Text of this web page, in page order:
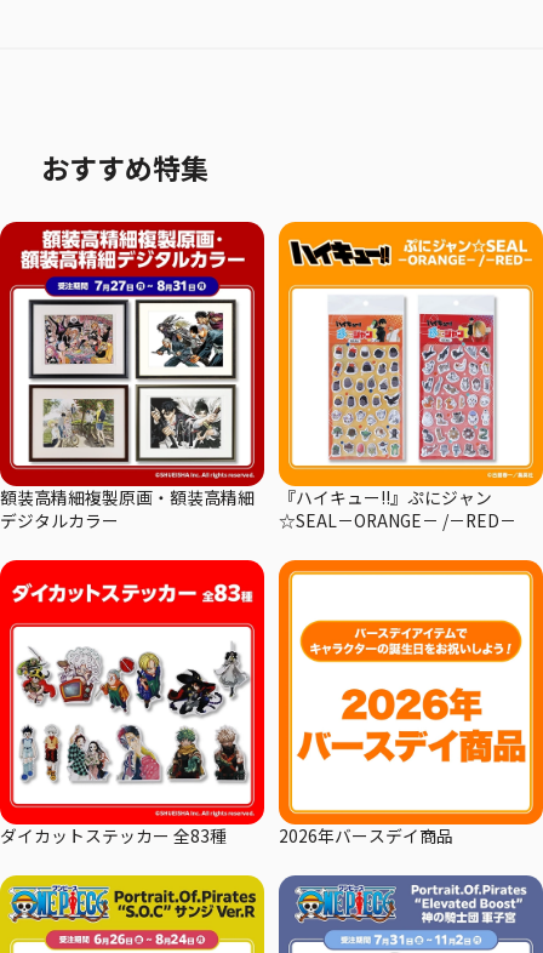
おすすめ特集
額装高精細複製原画・額装高精細
デジタルカラー
『ハイキュー!!』ぷにジャン
☆SEAL－ORANGE－ /－RED－
ダイカットステッカー 全83種 2026年バースデイ商品